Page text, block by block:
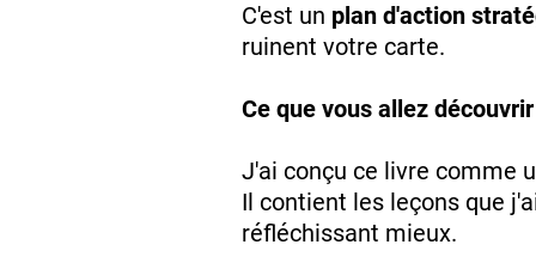
C'est un plan d'action
ruinent votre carte.
Ce que vous allez
J'ai conçu ce livre comme
Il contient les leçons que
réfléchissant mieux.